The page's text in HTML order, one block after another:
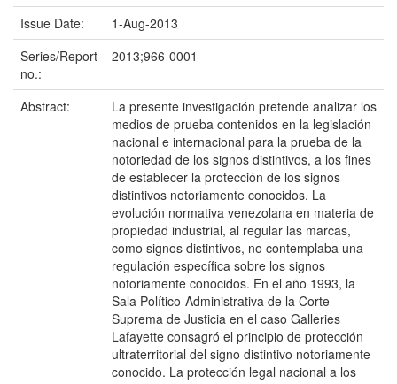
Issue Date:
1-Aug-2013
Series/Report
no.:
2013;966-0001
Abstract:
La presente investigación pretende analizar los
medios de prueba contenidos en la legislación
nacional e internacional para la prueba de la
notoriedad de los signos distintivos, a los fines
de establecer la protección de los signos
distintivos notoriamente conocidos. La
evolución normativa venezolana en materia de
propiedad industrial, al regular las marcas,
como signos distintivos, no contemplaba una
regulación específica sobre los signos
notoriamente conocidos. En el año 1993, la
Sala Político-Administrativa de la Corte
Suprema de Justicia en el caso Galleries
Lafayette consagró el principio de protección
ultraterritorial del signo distintivo notoriamente
conocido. La protección legal nacional a los